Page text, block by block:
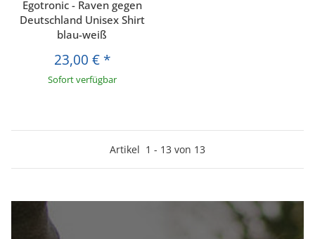
Egotronic - Raven gegen
Deutschland Unisex Shirt
blau-weiß
23,00 € *
Sofort verfügbar
Artikel 1 - 13 von 13